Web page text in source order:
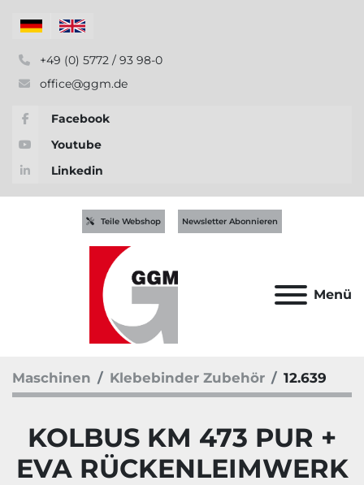
+49 (0) 5772 / 93 98-0
office@ggm.de
Facebook
Youtube
Linkedin
Menü
Teile Webshop Newsletter Abonnieren
Maschinen Klebebinder Zubehör 12.639
KOLBUS KM 473 PUR +
EVA RÜCKENLEIMWERK